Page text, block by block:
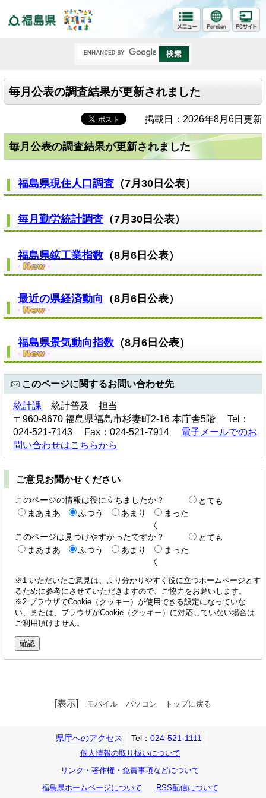
毎月公表の調査結果が更新されました
掲載日：2026年8月6日更新
毎月公表の調査結果が更新されました
福島県現住人口調査 （7月30日公表）​​​
毎月勤労統計調査 （7月30日公表）​​​​
福島県鉱工業指数 （8月6日公表）
最近の県経済動向 （8月6日公表）​
福島県景気動向指数 （8月6日公表）​
このページに関するお問い合わせ先
統計課 統計普及 担当
〒960-8670 福島県福島市杉妻町2-16 本庁舎5階 Tel：
024-521-7143 Fax：024-521-7914 電子メールでのお
問い合わせはこちらから
ご意見お聞かせください
このページの情報は役に立ちましたか？
とても
まあまあ
ふつう あまり
まった
く
このページは見つけやすかったですか？
とても
まあまあ
ふつう あまり
まった
く
※1 いただいたご意見は、より分かりやすく役に立つホームページとす
るために参考にさせていただきますので、ご協力をお願いします。
※2 ブラウザでCookie（クッキー）が使用できる設定になっていな
い、または、ブラウザがCookie（クッキー）に対応していない場合は
ご利用頂けません。
[表示] モバイル パソコン トップに戻る
県庁へのアクセス Tel： 024-521-1111
個人情報の取り扱いについて
リンク・著作権・免責事項などについて
福島県ホームページについて
RSS配信について